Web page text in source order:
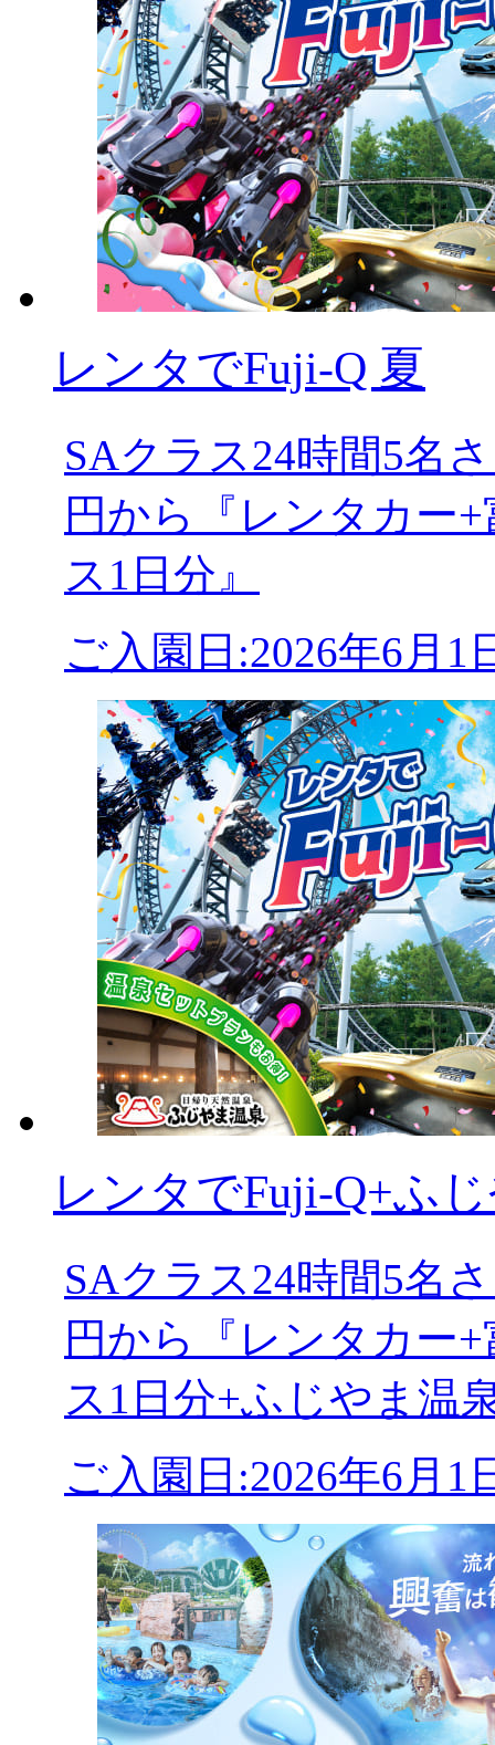
レンタでFuji-Q 夏
SAクラス24時間5名
円から『レンタカー
ス1日分』
ご入園日:2026年6月1
レンタでFuji-Q+ふ
SAクラス24時間5名
円から『レンタカー
ス1日分+ふじやま温
ご入園日:2026年6月1